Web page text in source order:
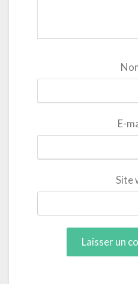
E-
Site